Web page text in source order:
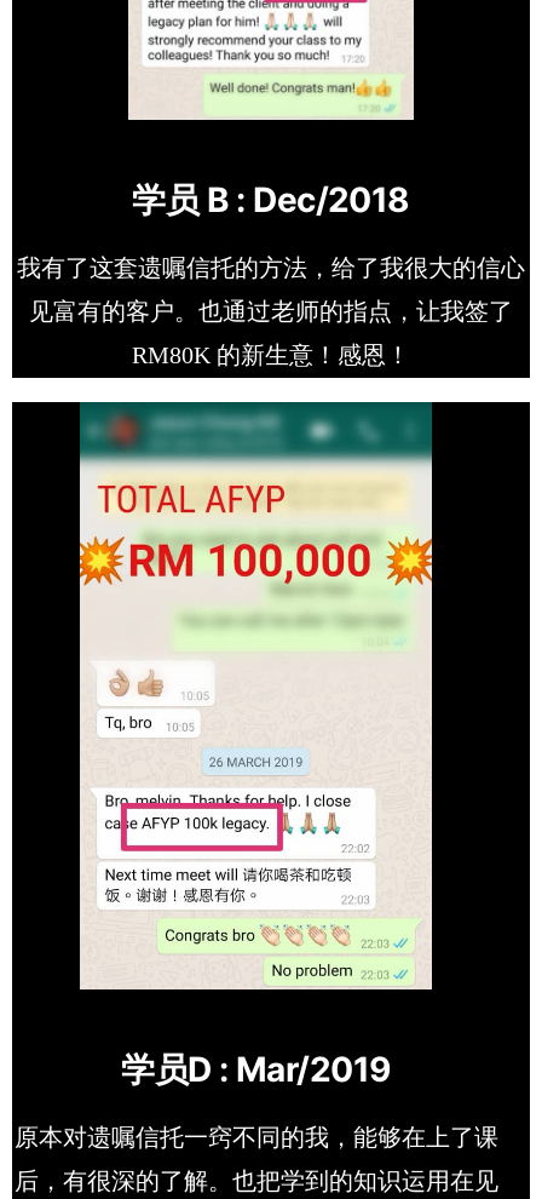
学员 B : Dec/2018
我有了这套遗嘱信托的方法，给了我很大的信心
见富有的客户。也通过老师的指点，让我签了
RM80K 的新生意！感恩！
学员D : Mar/2019
原本对遗嘱信托一窍不同的我，能够在上了课
后，有很深的了解。也把学到的知识运用在见